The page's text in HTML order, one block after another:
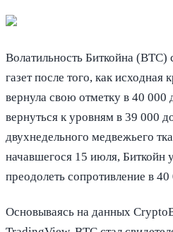
Волатильность Биткойна (BTC)
газет после того, как исходная
вернула свою отметку в 40 000
вернуться к уровням в 39 000
двухнедельного медвежьего
начавшегося 15 июля, Биткойн
преодолеть сопротивление в
Основываясь на данных